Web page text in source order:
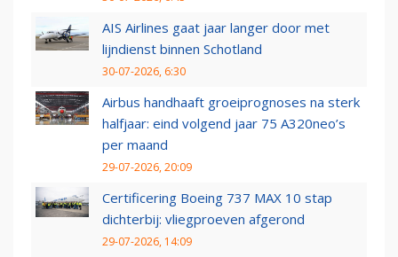
AIS Airlines gaat jaar langer door met
lijndienst binnen Schotland
30-07-2026, 6:30
Airbus handhaaft groeiprognoses na sterk
halfjaar: eind volgend jaar 75 A320neo’s
per maand
29-07-2026, 20:09
Certificering Boeing 737 MAX 10 stap
dichterbij: vliegproeven afgerond
29-07-2026, 14:09